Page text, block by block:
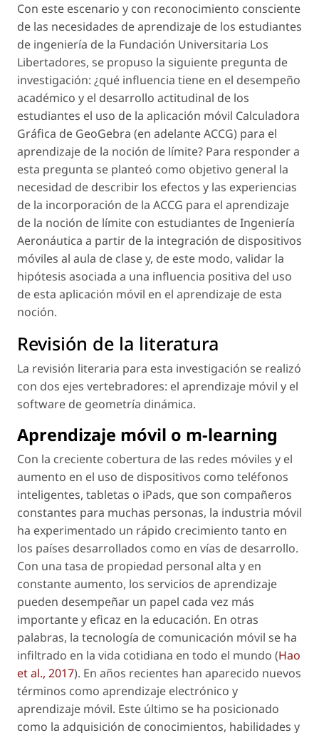
Con este escenario y con reconocimiento consciente
de las necesidades de aprendizaje de los estudiantes
de ingeniería de la Fundación Universitaria Los
Libertadores, se propuso la siguiente pregunta de
investigación: ¿qué influencia tiene en el desempeño
académico y el desarrollo actitudinal de los
estudiantes el uso de la aplicación móvil Calculadora
Gráfica de GeoGebra (en adelante ACCG) para el
aprendizaje de la noción de límite? Para responder a
esta pregunta se planteó como objetivo general la
necesidad de describir los efectos y las experiencias
de la incorporación de la ACCG para el aprendizaje
de la noción de límite con estudiantes de Ingeniería
Aeronáutica a partir de la integración de dispositivos
móviles al aula de clase y, de este modo, validar la
hipótesis asociada a una influencia positiva del uso
de esta aplicación móvil en el aprendizaje de esta
noción.
Revisión de la literatura
La revisión literaria para esta investigación se realizó
con dos ejes vertebradores: el aprendizaje móvil y el
software de geometría dinámica.
Aprendizaje móvil o m-learning
Con la creciente cobertura de las redes móviles y el
aumento en el uso de dispositivos como teléfonos
inteligentes, tabletas o iPads, que son compañeros
constantes para muchas personas, la industria móvil
ha experimentado un rápido crecimiento tanto en
los países desarrollados como en vías de desarrollo.
Con una tasa de propiedad personal alta y en
constante aumento, los servicios de aprendizaje
pueden desempeñar un papel cada vez más
importante y eficaz en la educación. En otras
palabras, la tecnología de comunicación móvil se ha
infiltrado en la vida cotidiana en todo el mundo (Hao
et al., 2017). En años recientes han aparecido nuevos
términos como aprendizaje electrónico y
aprendizaje móvil. Este último se ha posicionado
como la adquisición de conocimientos, habilidades y